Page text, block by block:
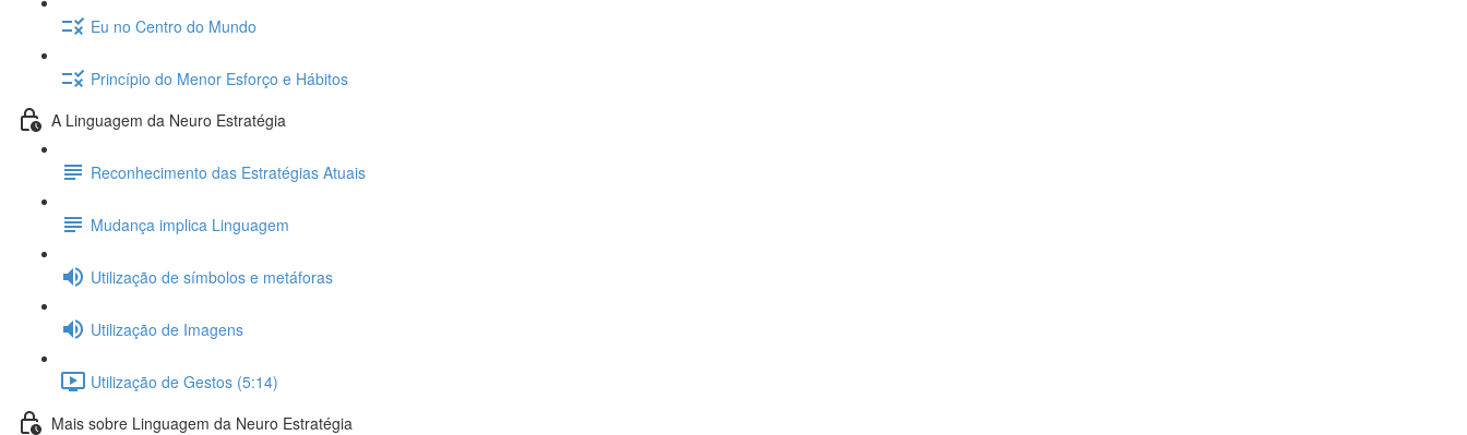
Eu no Centro do Mundo
Princípio do Menor Esforço e Hábitos
A Linguagem da Neuro Estratégia
Reconhecimento das Estratégias Atuais
Mudança implica Linguagem
Utilização de símbolos e metáforas
Utilização de Imagens
Utilização de Gestos (5:14)
Mais sobre Linguagem da Neuro Estratégia